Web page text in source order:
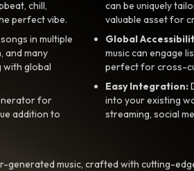
chill,
perfect vibe.
in multiple
and many
with global
for
addition to
can be uniquely
valuable asset for
Global
music can engage
perfect for cross-
Easy Integration:
into your existing
streaming, social
generated music, crafted with cutting-